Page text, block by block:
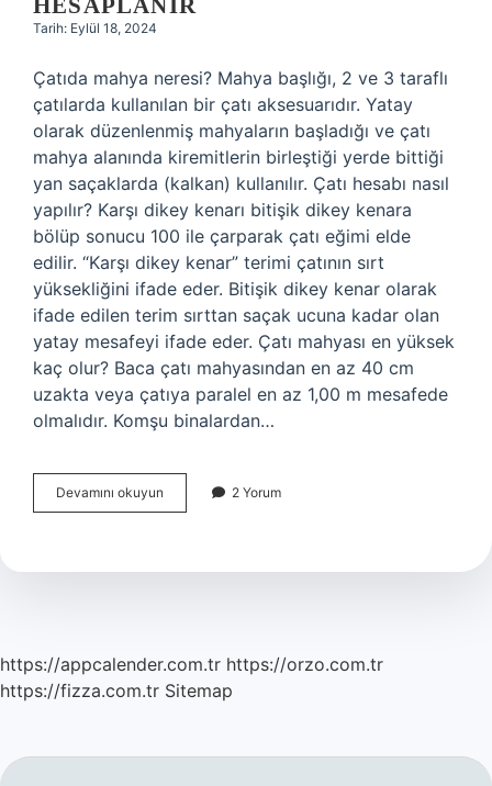
HESAPLANIR
Tarih: Eylül 18, 2024
Çatıda mahya neresi? Mahya başlığı, 2 ve 3 taraflı
çatılarda kullanılan bir çatı aksesuarıdır. Yatay
olarak düzenlenmiş mahyaların başladığı ve çatı
mahya alanında kiremitlerin birleştiği yerde bittiği
yan saçaklarda (kalkan) kullanılır. Çatı hesabı nasıl
yapılır? Karşı dikey kenarı bitişik dikey kenara
bölüp sonucu 100 ile çarparak çatı eğimi elde
edilir. “Karşı dikey kenar” terimi çatının sırt
yüksekliğini ifade eder. Bitişik dikey kenar olarak
ifade edilen terim sırttan saçak ucuna kadar olan
yatay mesafeyi ifade eder. Çatı mahyası en yüksek
kaç olur? Baca çatı mahyasından en az 40 cm
uzakta veya çatıya paralel en az 1,00 m mesafede
olmalıdır. Komşu binalardan…
Devamını okuyun
Mahyası
2 Yorum
https://appcalender.com.tr https://orzo.com.tr
https://fizza.com.tr Sitemap